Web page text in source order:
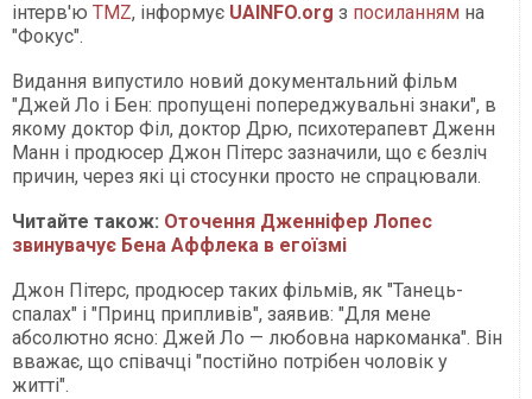
інтерв'ю TMZ, інформує UAINFO.org з посиланням на
"Фокус".
Видання випустило новий документальний фільм
"Джей Ло і Бен: пропущені попереджувальні знаки", в
якому доктор Філ, доктор Дрю, психотерапевт Дженн
Манн і продюсер Джон Пітерс зазначили, що є безліч
причин, через які ці стосунки просто не спрацювали.
Читайте також: Оточення Дженніфер Лопес
звинувачує Бена Аффлека в егоїзмі
Джон Пітерс, продюсер таких фільмів, як "Танець-
спалах" і "Принц припливів", заявив: "Для мене
абсолютно ясно: Джей Ло — любовна наркоманка". Він
вважає, що співачці "постійно потрібен чоловік у
житті".